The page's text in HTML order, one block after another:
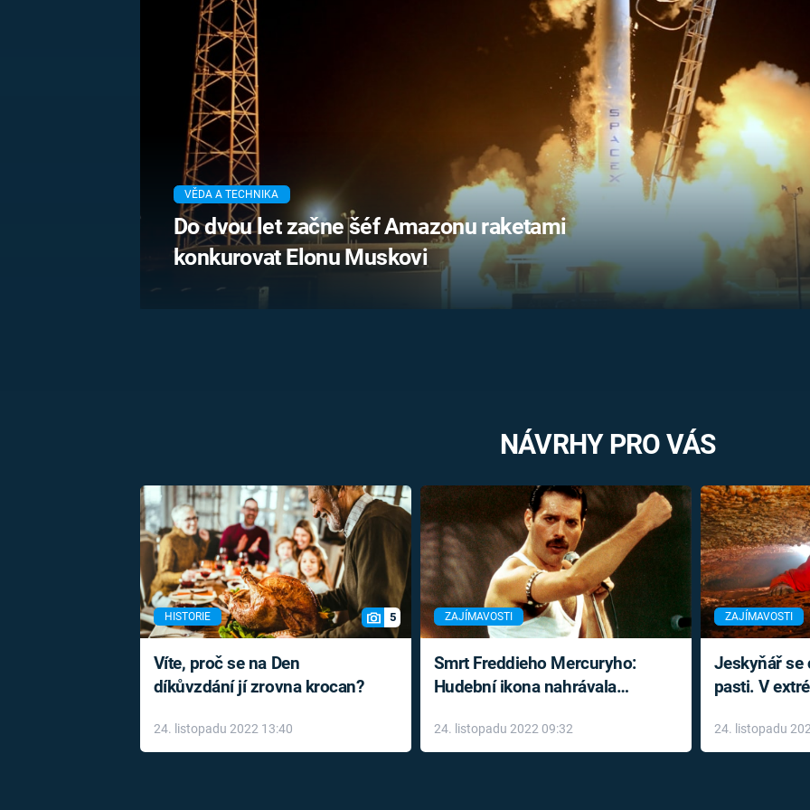
UFO A
MIMOZEMŠŤANÉ
UTAJENÉ PŘÍBĚHY
ČESKÝCH DĚJIN
ALTERNATIVNÍ
HISTORIE
HORORY
REALITA
OPTICKÉ
KLAMY
VĚDA A TECHNIKA
Do dvou let začne šéf Amazonu raketami
konkurovat Elonu Muskovi
NÁVRHY PRO VÁS
HISTORIE 5
Víte, proč se na Den
díkůvzdání jí zrovna krocan?
24. listopadu 2022 13:40
ZAJÍMAVOSTI
Smrt Freddieho Mercuryho:
Hudební ikona nahrávala
léky
24. listopadu 2022 09:32
ZAJÍMAVOSTI
Jeskyňář se
pasti. V
24. listopadu